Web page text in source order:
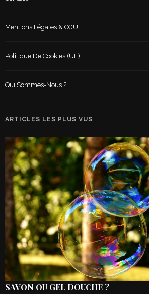
Mentions Légales & CGU
Politique De Cookies (UE)
Qui Sommes-Nous ?
ARTICLES LES PLUS VUS
SAVON OU GEL DOUCHE ?